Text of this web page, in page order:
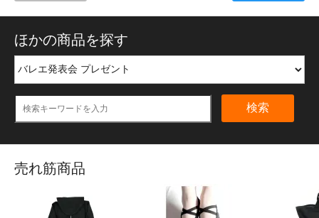
ほかの商品を探す
検索
売れ筋商品